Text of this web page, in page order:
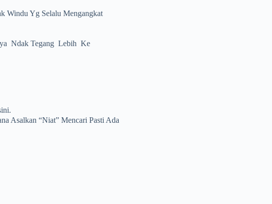
Windu Yg Selalu Mengangkat
Ndak Tegang Lebih Ke
Asalkan “Niat” Mencari Pasti Ada